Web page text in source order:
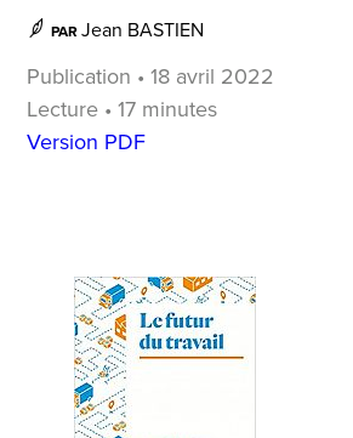
PAR Jean BASTIEN
Publication • 18 avril 2022
Lecture • 17 minutes
Version PDF